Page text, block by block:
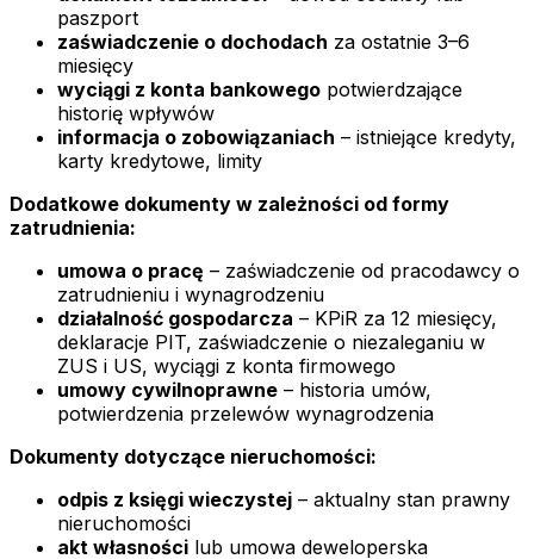
paszport
zaświadczenie o dochodach za ostatnie 3–6
miesięcy
wyciągi z konta bankowego potwierdzające
historię wpływów
informacja o zobowiązaniach – istniejące kredyty,
karty kredytowe, limity
Dodatkowe dokumenty w zależności od formy
zatrudnienia:
umowa o pracę – zaświadczenie od pracodawcy o
zatrudnieniu i wynagrodzeniu
działalność gospodarcza – KPiR za 12 miesięcy,
deklaracje PIT, zaświadczenie o niezaleganiu w
ZUS i US, wyciągi z konta firmowego
umowy cywilnoprawne – historia umów,
potwierdzenia przelewów wynagrodzenia
Dokumenty dotyczące nieruchomości:
odpis z księgi wieczystej – aktualny stan prawny
nieruchomości
akt własności lub umowa deweloperska